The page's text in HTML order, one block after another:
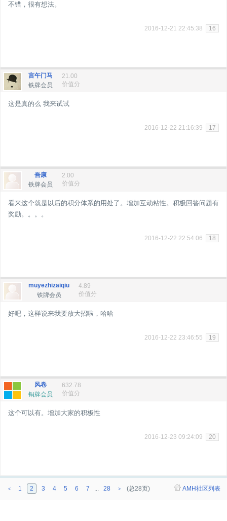
不错，很有想法。
2016-12-21 22:45:38 16
言午门马
铁牌会员
21.00
价值分
这是真的么 我来试试
2016-12-22 21:16:39 17
吾康
铁牌会员
2.00
价值分
看来这个就是以后的积分体系的用处了。增加互动粘性。积极回答问题有
奖励。。。。
2016-12-22 22:54:06 18
muyezhizaiqiu
铁牌会员
4.89
价值分
好吧，这样说来我要放大招啦，哈哈
2016-12-22 23:46:55 19
风卷
铜牌会员
632.78
价值分
这个可以有。增加大家的积极性
2016-12-23 09:24:09 20
< 1 2 3 4 5 6 7 ... 28 > (总28页) AMH社区列表